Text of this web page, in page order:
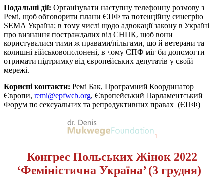
Подальші дії: Організувати наступну телефонну розмову з
Ремі, щоб обговорити плани ЄПФ та потенційну синегрію
SEMA Україна; в тому числі щодо адвокації закону в Україні
про визнання постраждалих від СНПК, щоб вони
користувалися тими ж правами/пільгами, що й ветерани та
колишні військовополонені, в чому ЄПФ міг би допомогти
отримати підтримку від європейських депутатів у своїй
мережі.
Корисні контакти: Ремі Бак, Програмний Координатор
Європи, remi@epfweb.org, Європейський Парламентський
Форум по сексуальних та репродуктивних правах (ЄПФ)
Конгрес Польських Жінок 2022
‘Феміністична Україна’ (3 грудня)